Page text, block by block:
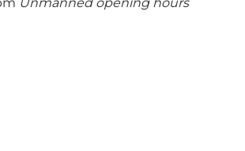
Unmanned opening hours